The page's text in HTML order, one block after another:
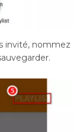
invité, nommez